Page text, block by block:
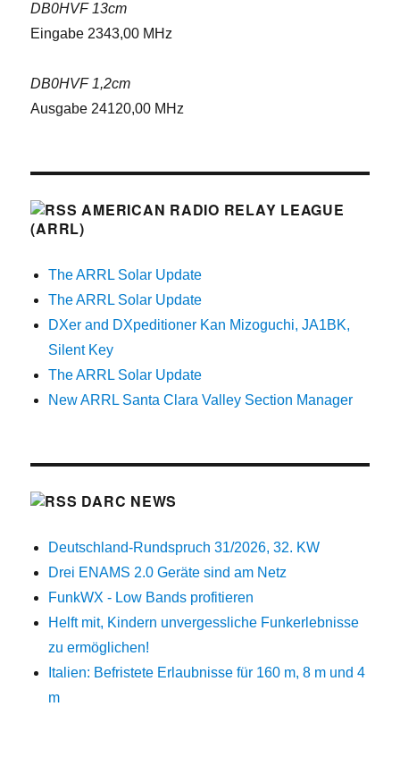
DB0HVF 13cm
Eingabe 2343,00 MHz
DB0HVF 1,2cm
Ausgabe 24120,00 MHz
AMERICAN RADIO RELAY LEAGUE
(ARRL)
The ARRL Solar Update
The ARRL Solar Update
DXer and DXpeditioner Kan Mizoguchi, JA1BK,
Silent Key
The ARRL Solar Update
New ARRL Santa Clara Valley Section Manager
DARC NEWS
Deutschland-Rundspruch 31/2026, 32. KW
Drei ENAMS 2.0 Geräte sind am Netz
FunkWX - Low Bands profitieren
Helft mit, Kindern unvergessliche Funkerlebnisse
zu ermöglichen!
Italien: Befristete Erlaubnisse für 160 m, 8 m und 4
m